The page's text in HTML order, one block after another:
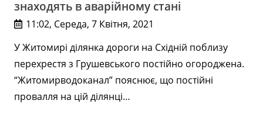
знаходять в аварійному стані
11:02, Середа, 7 Квітня, 2021
У Житомирі ділянка дороги на Східній поблизу
перехрестя з Грушевського постійно огороджена.
“Житомирводоканал” пояснює, що постійні
провалля на цій ділянці…